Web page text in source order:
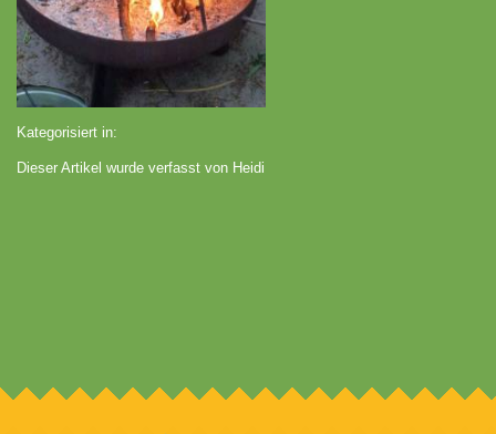
Kategorisiert in:
Dieser Artikel wurde verfasst von Heidi